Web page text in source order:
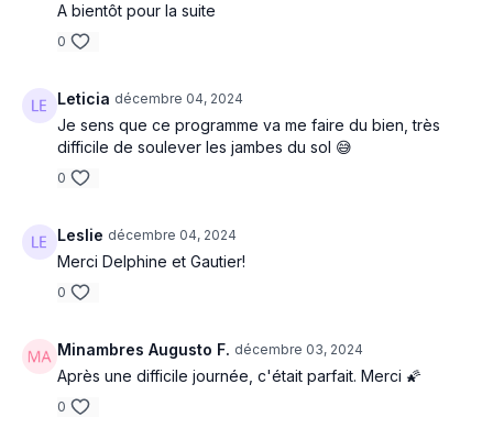
A bientôt pour la suite
0
Leticia décembre 04, 2024
Je sens que ce programme va me faire du bien, très
difficile de soulever les jambes du sol 😅
0
Leslie décembre 04, 2024
Merci Delphine et Gautier!
0
Minambres Augusto F. décembre 03, 2024
Après une difficile journée, c'était parfait. Merci 🌠
0